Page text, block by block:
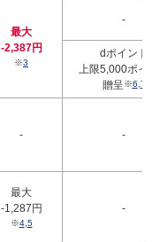
最大
-2,387円
※3
-
dポイント
上限5,000ポイ
贈呈※6 7
- -
最大
-1,287円
※4, 5
-